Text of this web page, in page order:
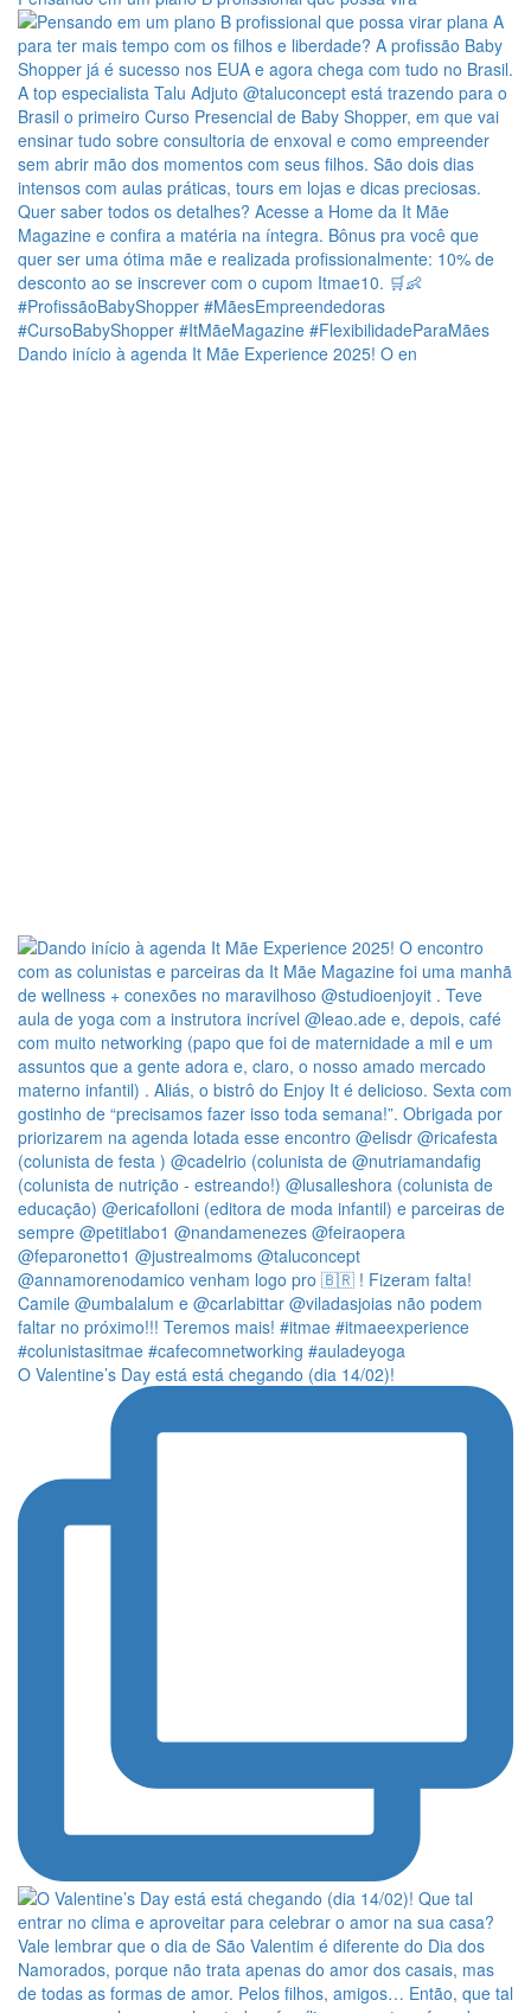
Dando início à agenda It Mãe Experience 2025! O en
O Valentine’s Day está está chegando (dia 14/02)!